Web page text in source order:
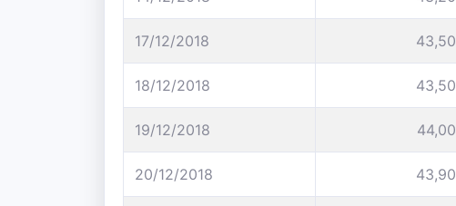
17/12/2018 43,50
18/12/2018 43,50
19/12/2018 44,00
20/12/2018 43,90